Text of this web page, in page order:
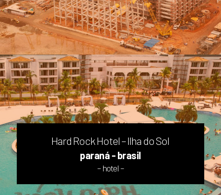
Hard Rock Hotel – Ilha do Sol
paraná - brasil
– hotel –